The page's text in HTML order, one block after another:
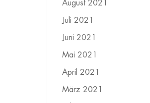
August 2021
Juli 2021
Juni 2021
Mai 2021
April 2021
März 2021